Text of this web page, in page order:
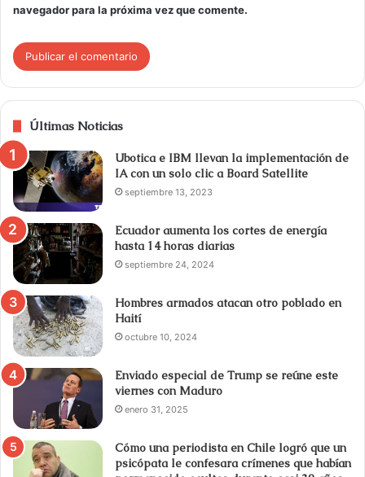
navegador para la próxima vez que comente.
Últimas Noticias
Ubotica e IBM llevan la implementación de
IA con un solo clic a Board Satellite
septiembre 13, 2023
Ecuador aumenta los cortes de energía
hasta 14 horas diarias
septiembre 24, 2024
Hombres armados atacan otro poblado en
Haití
octubre 10, 2024
Enviado especial de Trump se reúne este
viernes con Maduro
enero 31, 2025
Cómo una periodista en Chile logró que un
psicópata le confesara crímenes que habían